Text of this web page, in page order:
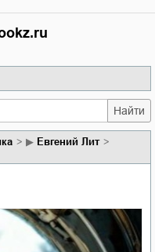
Найти
▶ Евгений Лит